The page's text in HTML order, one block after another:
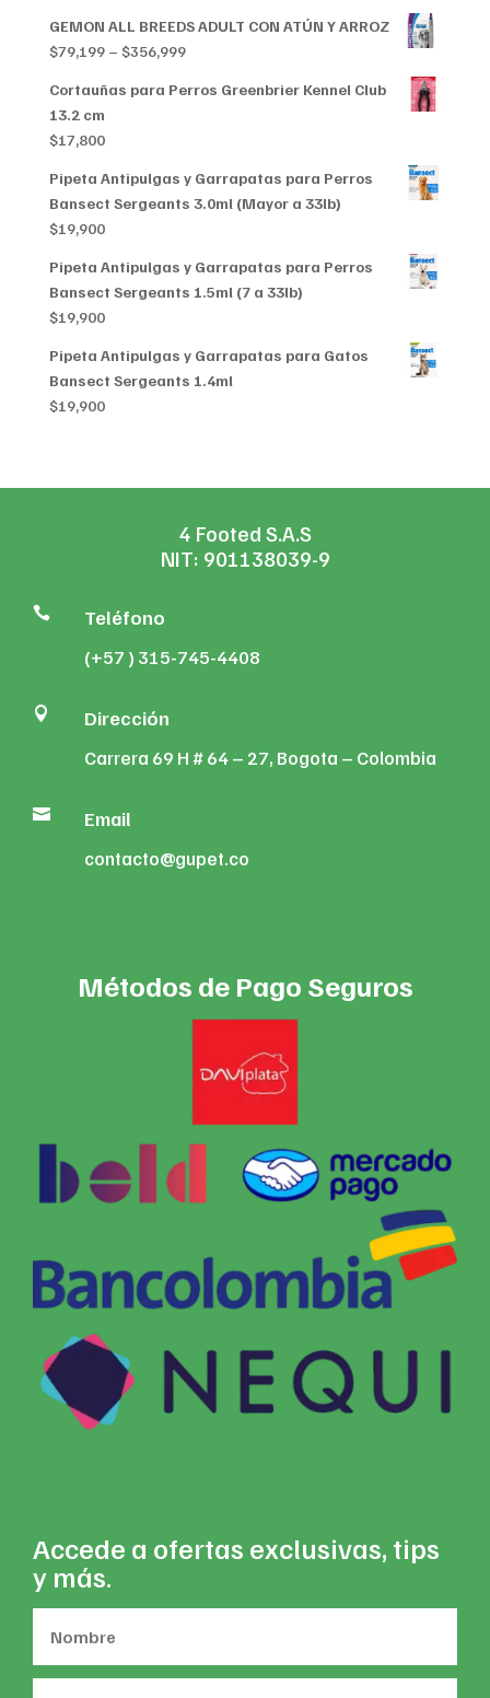
GEMON ALL BREEDS ADULT CON ATÚN Y ARROZ
$79,199 – $356,999Price
$79,199
Cortauñas para Perros Greenbrier Kennel Club
13.2 cm
$17,800
Pipeta Antipulgas y Garrapatas para Perros
Bansect Sergeants 3.0ml (Mayor a 33lb)
$19,900
Pipeta Antipulgas y Garrapatas para Perros
Bansect Sergeants 1.5ml (7 a 33lb)
$19,900
Pipeta Antipulgas y Garrapatas para Gatos
Bansect Sergeants 1.4ml
$19,900
4 Footed S.A.S
NIT: 901138039-9
 Teléfono
(+57 ) 315-745-4408
 Dirección
Carrera 69 H # 64 – 27, Bogota – Colombia
 Email
contacto@gupet.co
Métodos de Pago Seguros
Accede a ofertas exclusivas, tips
y más.